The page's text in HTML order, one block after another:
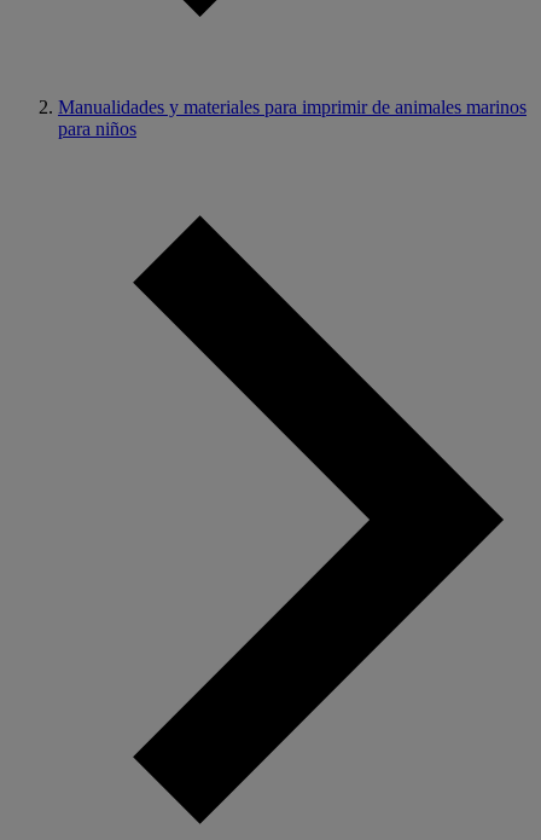
Manualidades y materiales para imprimir de animales marinos
para niños